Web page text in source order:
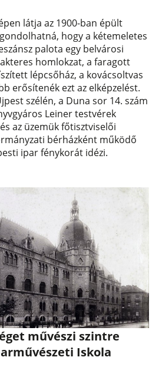
látja az 1900-ban épült
hogy a kétemeletes
palota egy belvárosi
homlokzat, a faragott
lépcsőház, a kovácsoltvas
erősítenék ezt az elképzelést.
szélén, a Duna sor 14. szám
Leiner testvérek
az üzemük főtisztviselői
bérházként működő
ipar fénykorát idézi.
művészi szintre
Iskola